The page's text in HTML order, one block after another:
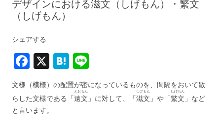
デザインにおける滋文（しげもん）・繁文
（しげもん）
シェアする
F
a
c
e
X H
at
e
n
n
e
文様（模様）の配置が密になっているものを、間隔をおいて散
らした文様である「遠文
とおもん
」に対して、「滋文
しげもん
」や「繁文
しげもん
」など
と言います。